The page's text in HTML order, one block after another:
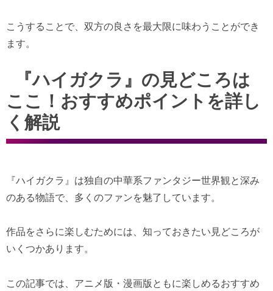
こうすることで、双方の良さを最大限に味わうことができ
ます。
『ハイガクラ』の見どころは
ここ！おすすめポイントを詳し
く解説
『ハイガクラ』は独自の中華系ファンタジー世界観と深み
のある物語で、多くのファンを魅了しています。
作品をさらに楽しむためには、知っておきたい見どころが
いくつかあります。
この記事では、アニメ版・漫画版ともに楽しめるおすすめ